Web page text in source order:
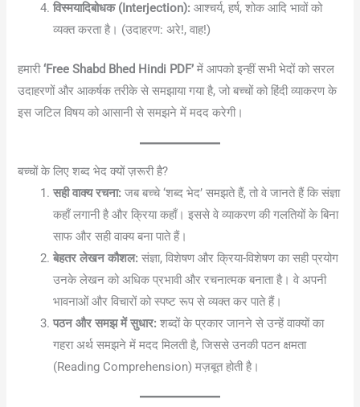
विस्मयादिबोधक (Interjection): आश्चर्य, हर्ष, शोक आदि भावों को
व्यक्त करता है। (उदाहरण: अरे!, वाह!)
हमारी‘Free Shabd Bhed Hindi PDF’ में आपको इन्हीं सभी भेदों को सरल
उदाहरणों और आकर्षक तरीके से समझाया गया है, जो बच्चों को हिंदी व्याकरण के
इस जटिल विषय को आसानी से समझने में मदद करेगी।
बच्चों के लिए शब्द भेद क्यों ज़रूरी है?
सही वाक्य रचना: जब बच्चे ‘शब्द भेद’ समझते हैं, तो वे जानते हैं कि संज्ञा
कहाँ लगानी है और क्रिया कहाँ। इससे वे व्याकरण की गलतियों के बिना
साफ और सही वाक्य बना पाते हैं।
बेहतर लेखन कौशल: संज्ञा, विशेषण और क्रिया-विशेषण का सही प्रयोग
उनके लेखन को अधिक प्रभावी और रचनात्मक बनाता है। वे अपनी
भावनाओं और विचारों को स्पष्ट रूप से व्यक्त कर पाते हैं।
पठन और समझ में सुधार: शब्दों के प्रकार जानने से उन्हें वाक्यों का
गहरा अर्थ समझने में मदद मिलती है, जिससे उनकी पठन क्षमता
(Reading Comprehension) मज़बूत होती है।